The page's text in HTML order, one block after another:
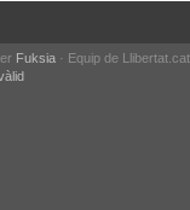
Fuksia· Equip de Llibertat.cat